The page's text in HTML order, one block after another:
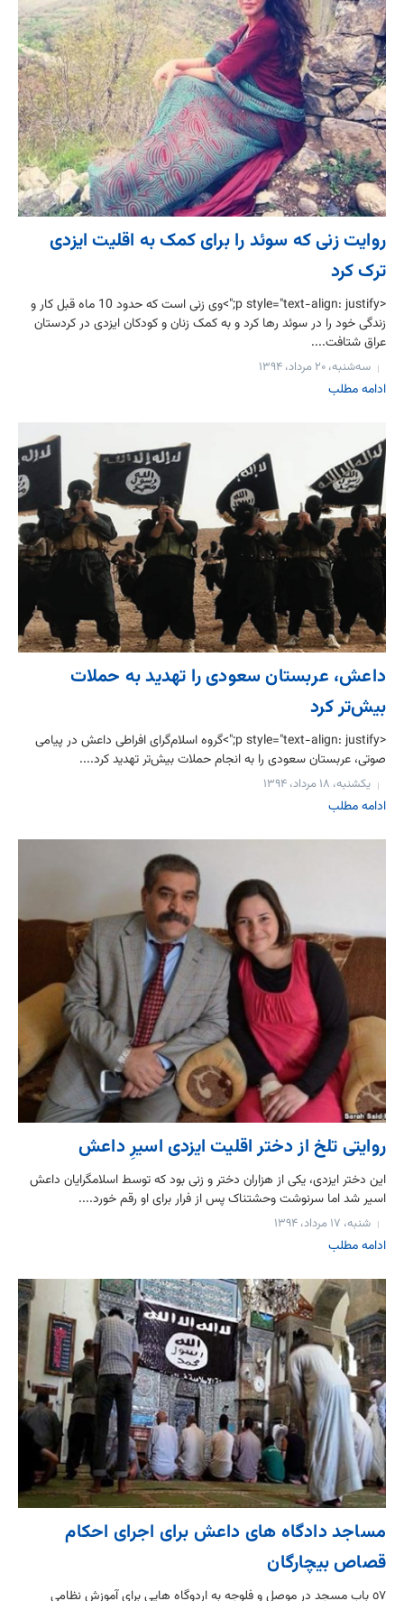
روایت زنی که سوئد را برای کمک به اقلیت ایزدی‌
ترک کرد
<p style="text-align: justify;">وی زنی است که حدود 10 ماه قبل کار و
زندگی خود را در سوئد رها کرد و به کمک زنان و کودکان ایزدی در کردستان
عراق شتافت....
سه‌شنبه، ۲۰ مرداد، ۱۳۹۴
ادامه مطلب
داعش، عربستان سعودی را تهدید به حملات
بیش‌تر کرد
<p style="text-align: justify;">گروه اسلام‌گرای افراطی داعش در پیامی
صوتی، عربستان سعودی را به انجام حملات بیش‌تر تهدید کرد....
یکشنبه، ۱۸ مرداد، ۱۳۹۴
ادامه مطلب
روایتی تلخ از دختر اقلیت ایزدی اسیرِ داعش
این دختر ایزدی، یکی از هزاران دختر و زنی بود که توسط اسلامگرایان داعش
اسیر شد اما سرنوشت وحشتناک پس از فرار برای او رقم خورد....
شنبه، ۱۷ مرداد، ۱۳۹۴
ادامه مطلب
مساجد دادگاه های داعش برای اجرای احکام
قصاص بیچارگان
٥٧ باب مسجد در موصل و فلوجه به اردوگاه هایی برای آموزش نظامی